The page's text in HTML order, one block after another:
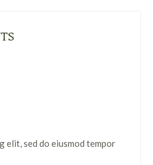
elit, sed do eiusmod tempor